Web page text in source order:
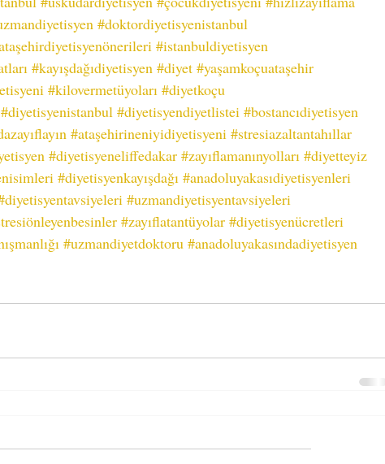
#doktordiyetisyenistanbul
#istanbuldiyetisyen
#kayışdağıdiyetisyen #diyet #yaşamkoçuataşehir
#kilovermetüyoları #diyetkoçu
#diyetisyenistanbul #diyetisyendiyetlistei #bostancıdiyetisyen
#ataşehirineniyidiyetisyeni #stresiazaltantahıllar
#diyetisyeneliffedakar #zayıflamanınyolları #diyetteyiz
#diyetisyenkayışdağı #anadoluyakasıdiyetisyenleri
#uzmandiyetisyentavsiyeleri
#zayıflatantüyolar #diyetisyenücretleri
#uzmandiyetdoktoru #anadoluyakasındadiyetisyen